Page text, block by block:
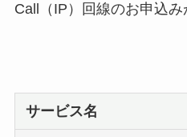
Call（IP）回線のお申込み
サービス名